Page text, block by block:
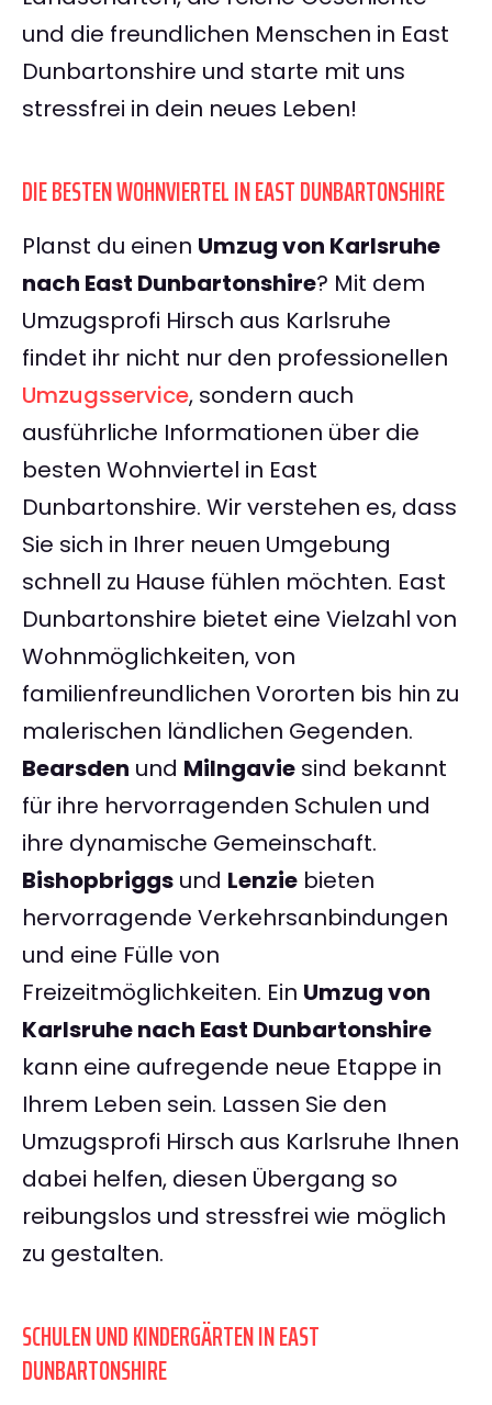
und die freundlichen Menschen in East
Dunbartonshire und starte mit uns
stressfrei in dein neues Leben!
DIE BESTEN WOHNVIERTEL IN EAST DUNBARTONSHIRE
Planst du einen Umzug von Karlsruhe
nach East Dunbartonshire? Mit dem
Umzugsprofi Hirsch aus Karlsruhe
findet ihr nicht nur den professionellen
Umzugsservice, sondern auch
ausführliche Informationen über die
besten Wohnviertel in East
Dunbartonshire. Wir verstehen es, dass
Sie sich in Ihrer neuen Umgebung
schnell zu Hause fühlen möchten. East
Dunbartonshire bietet eine Vielzahl von
Wohnmöglichkeiten, von
familienfreundlichen Vororten bis hin zu
malerischen ländlichen Gegenden.
Bearsden und Milngavie sind bekannt
für ihre hervorragenden Schulen und
ihre dynamische Gemeinschaft.
Bishopbriggs und Lenzie bieten
hervorragende Verkehrsanbindungen
und eine Fülle von
Freizeitmöglichkeiten. Ein Umzug von
Karlsruhe nach East Dunbartonshire
kann eine aufregende neue Etappe in
Ihrem Leben sein. Lassen Sie den
Umzugsprofi Hirsch aus Karlsruhe Ihnen
dabei helfen, diesen Übergang so
reibungslos und stressfrei wie möglich
zu gestalten.
SCHULEN UND KINDERGÄRTEN IN EAST
DUNBARTONSHIRE